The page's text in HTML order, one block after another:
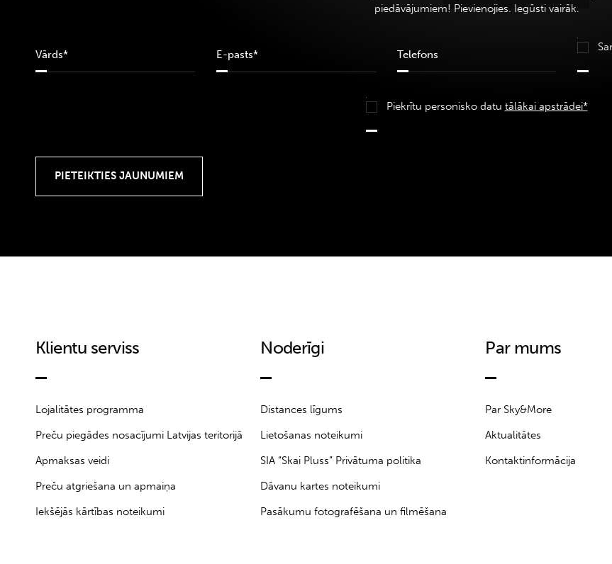
piedāvājumiem! Pievienojies. Iegūsti vairāk.
Piekrītu personisko datu tālākai apstrādei*
Klientu serviss
Lojalitātes programma
Preču piegādes nosacījumi Latvijas teritorijā
Apmaksas veidi
Preču atgriešana un apmaiņa
Iekšējās kārtības noteikumi
Noderīgi
Distances līgums
Lietošanas noteikumi
SIA “Skai Pluss” Privātuma politika
Dāvanu kartes noteikumi
Pasākumu fotografēšana un filmēšana
Par mums
Par Sky&More
Aktualitātes
Kontaktinformācija